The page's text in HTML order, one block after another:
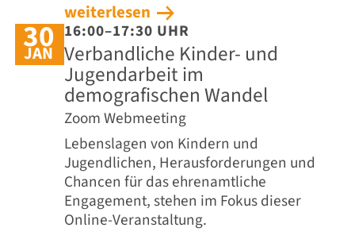
weiterlesen
30
JAN
16:00–17:30 UHR
Verbandliche Kinder- und
Jugendarbeit im
demografischen Wandel
Zoom Webmeeting
Lebenslagen von Kindern und
Jugendlichen, Herausforderungen und
Chancen für das ehrenamtliche
Engagement, stehen im Fokus dieser
Online-Veranstaltung.